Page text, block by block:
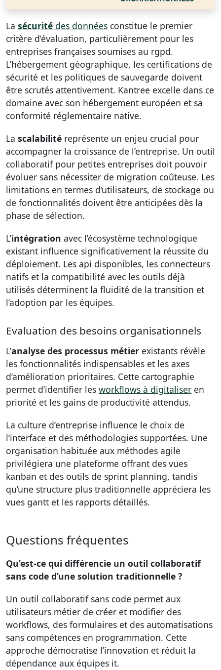
La sécurité des données constitue le premier
critère d’évaluation, particulièrement pour les
entreprises françaises soumises au rgpd.
L’hébergement géographique, les certifications de
sécurité et les politiques de sauvegarde doivent
être scrutés attentivement. Kantree excelle dans ce
domaine avec son hébergement européen et sa
conformité réglementaire native.
La scalabilité représente un enjeu crucial pour
accompagner la croissance de l’entreprise. Un outil
collaboratif pour petites entreprises doit pouvoir
évoluer sans nécessiter de migration coûteuse. Les
limitations en termes d’utilisateurs, de stockage ou
de fonctionnalités doivent être anticipées dès la
phase de sélection.
L’intégration avec l’écosystème technologique
existant influence significativement la réussite du
déploiement. Les api disponibles, les connecteurs
natifs et la compatibilité avec les outils déjà
utilisés déterminent la fluidité de la transition et
l’adoption par les équipes.
Evaluation des besoins organisationnels
L’analyse des processus métier existants révèle
les fonctionnalités indispensables et les axes
d’amélioration prioritaires. Cette cartographie
permet d’identifier les workflows à digitaliser en
priorité et les gains de productivité attendus.
La culture d’entreprise influence le choix de
l’interface et des méthodologies supportées. Une
organisation habituée aux méthodes agile
privilégiera une plateforme offrant des vues
kanban et des outils de sprint planning, tandis
qu’une structure plus traditionnelle appréciera les
vues gantt et les rapports détaillés.
Questions fréquentes
Qu’est-ce qui différencie un outil collaboratif
sans code d’une solution traditionnelle ?
Un outil collaboratif sans code permet aux
utilisateurs métier de créer et modifier des
workflows, des formulaires et des automatisations
sans compétences en programmation. Cette
approche démocratise l’innovation et réduit la
dépendance aux équipes it.